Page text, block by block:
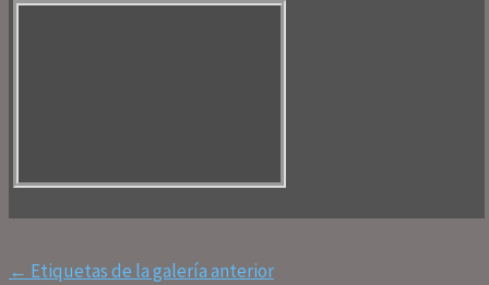
← Etiquetas de la galería anterior